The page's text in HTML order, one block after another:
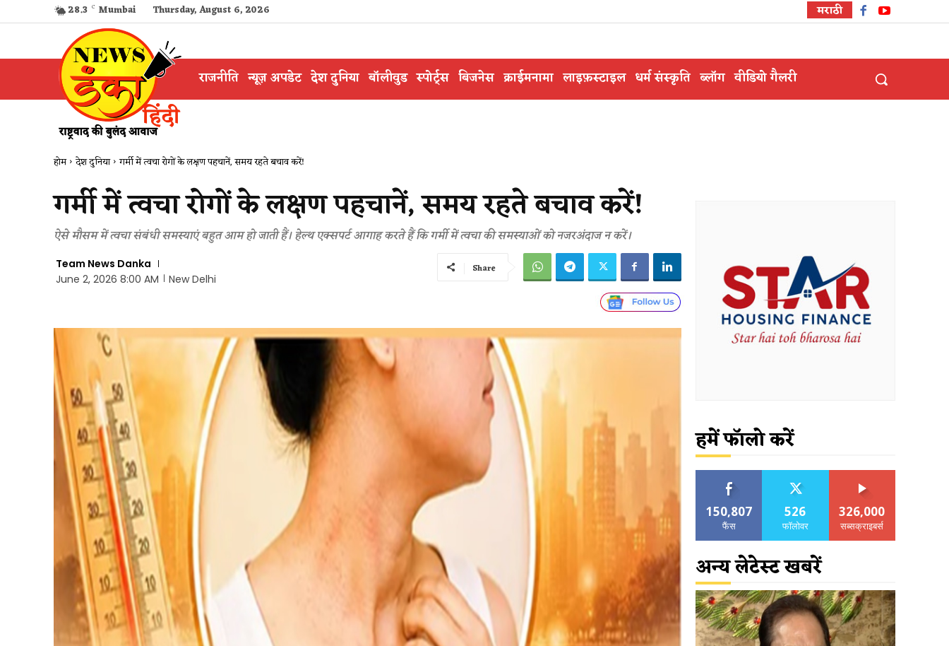
28.3 C Mumbai Thursday, August 6, 2026 मराठी
राजनीति न्यूज़ अपडेट देश दुनिया बॉलीवुड स्पोर्ट्स बिजनेस क्राईमनामा लाइफ़स्टाइल धर्म संस्कृति ब्लॉग वीडियो गैलरी
होम देश दुनिया गर्मी में त्वचा रोगों के लक्षण पहचानें, समय रहते बचाव करें!
गर्मी में त्वचा रोगों के लक्षण पहचानें, समय रहते बचाव करें!
ऐसे मौसम में त्वचा संबंधी समस्याएं बहुत आम हो जाती हैं। हेल्थ एक्सपर्ट आगाह करते हैं कि गर्मी में त्वचा की समस्याओं को नजरअंदाज न करें।
Team News Danka
June 2, 2026 8:00 AM
New Delhi
Share
हमें फॉलो करें
150,807
फैंस
526
फॉलोवर
326,000
सब्सक्राइबर्स
अन्य लेटेस्ट खबरें